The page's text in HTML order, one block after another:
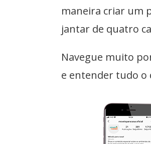
maneira criar um
jantar de quatro
Navegue muito
e entender tudo o